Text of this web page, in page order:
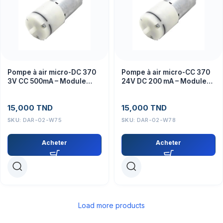
Pompe à air micro-DC 370
3V CC 500mA – Module
15,000 TND
SKU: DAR-02-W75
Acheter
Pompe à air micro-CC 370
24V DC 200 mA – Module
15,000 TND
SKU: DAR-02-W78
Acheter
Load more products